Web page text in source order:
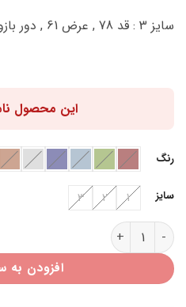
سایز 3 : قد 78 , عرض 61 , دور بازو 48 , قد آستین 58 سانتی متر
این محصول
رنگ
سایز 1
2
3
بلوز سلانیک یقه هفت B42179 عدد
افزودن به